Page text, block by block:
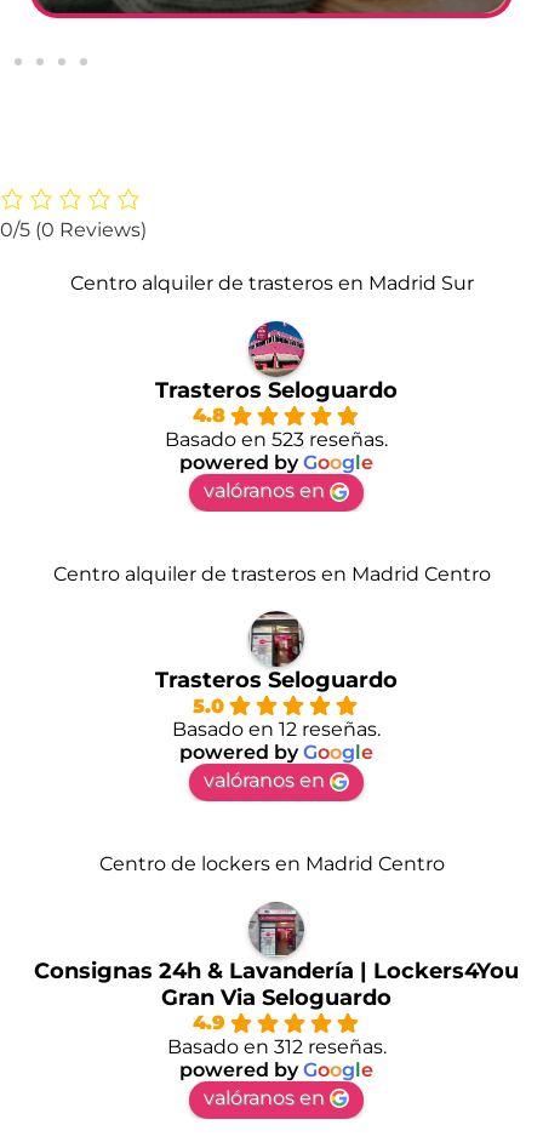
0/5 (0 Reviews)
Centro alquiler de trasteros en Madrid Sur
Trasteros Seloguardo
4.8
Basado en 523 reseñas.
powered byGoogle
valóranos en
Centro alquiler de trasteros en Madrid Centro
Trasteros Seloguardo
5.0
Basado en 12 reseñas.
powered byGoogle
valóranos en
Centro de lockers en Madrid Centro
Consignas 24h & Lavandería | Lockers4You
Gran Via Seloguardo
4.9
Basado en 312 reseñas.
powered byGoogle
valóranos en